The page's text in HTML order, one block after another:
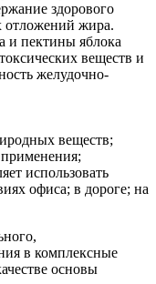
здорового
отложений жира.
и пектины яблока
веществ и
желудочно-
веществ;
использовать
офиса; в дороге; на
в комплексные
основы